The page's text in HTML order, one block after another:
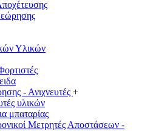
Υλικών
- Ανιχνευτές +
υλικών
μπαταρίας
Μετρητές Αποστάσεων -